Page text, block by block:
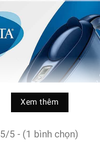
Xem thêm
5/5 - (1 bình chọn)